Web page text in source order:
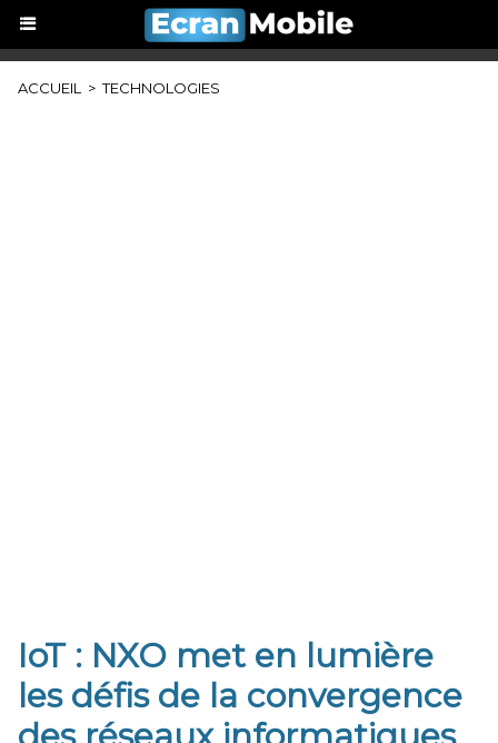
ACCUEIL > TECHNOLOGIES
IoT : NXO met en lumière
les défis de la convergence